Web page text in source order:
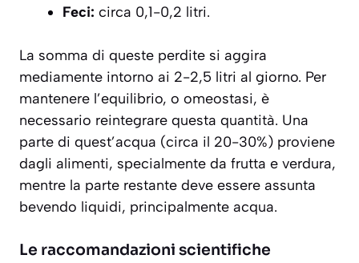
Feci: circa 0,1-0,2 litri.
La somma di queste perdite si aggira
mediamente intorno ai 2-2,5 litri al giorno. Per
mantenere l’equilibrio, o omeostasi, è
necessario reintegrare questa quantità. Una
parte di quest’acqua (circa il 20-30%) proviene
dagli alimenti, specialmente da frutta e verdura,
mentre la parte restante deve essere assunta
bevendo liquidi, principalmente acqua.
Le raccomandazioni scientifiche